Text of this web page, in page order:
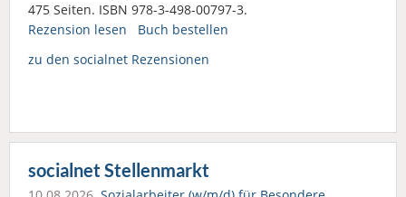
475 Seiten. ISBN 978-3-498-00797-3.
Rezension lesen
Buch bestellen
zu den socialnet Rezensionen
socialnet Stellenmarkt